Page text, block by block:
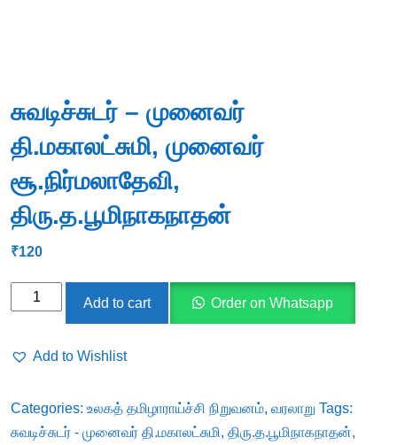
சுவடிச்சுடர் – முனைவர்
தி.மகாலட்சுமி, முனைவர்
சூ.நிர்மலாதேவி,
திரு.த.பூமிநாகநாதன்
₹120
சுவடிச்சுடர்
தி.மகாலட்சுமி,
சூ.நிர்மலாதேவி,
திரு.த.பூமிநாகநாதன்
Add to cart Order on Whatsapp
Add to Wishlist
Categories: உலகத் தமிழாராய்ச்சி நிறுவனம், வரலாறு Tags:
சுவடிச்சுடர் - முனைவர் தி.மகாலட்சுமி, திரு.த.பூமிநாகநாதன்,